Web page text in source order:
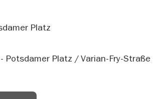
Platz
Platz / Varian-Fry-Straße